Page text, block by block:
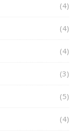
(4)
(4)
(4)
(3)
(5)
(4)